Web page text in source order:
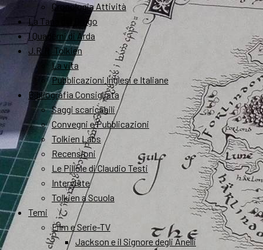
Cronologia Attività
La Tana del Drago
I Quaderni di Arda
J.R.R. Tolkien
La vita
Pubblicazioni Inglesi e Italiane
Bibliografia Consigliata
Saggi scaricabili
Convegni e Pubblicazioni
Tolkien Labs
Recensioni
Le Pillole di Claudio Testi
Interviste
Tolkien a Scuola
Temi
Film e Serie-TV
Jackson e il Signore degli Anelli